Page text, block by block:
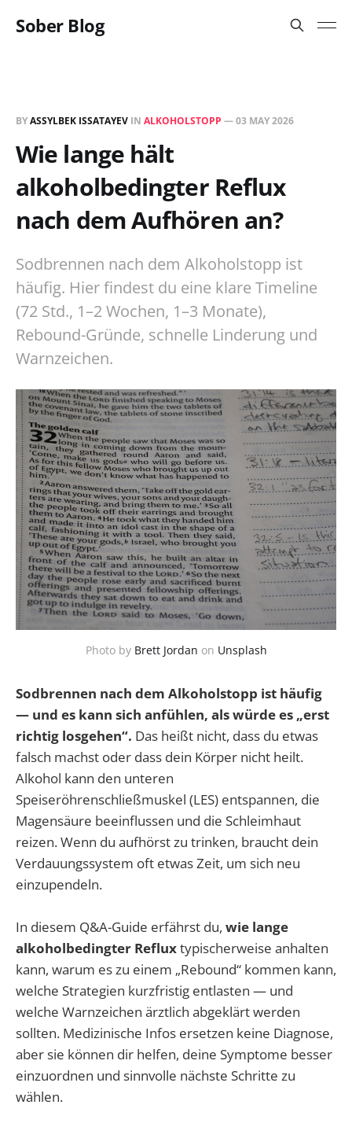
Sober Blog
BYASSYLBEK ISSATAYEV IN ALKOHOLSTOPP —03 MAY 2026
Wie lange hält
alkoholbedingter Reflux
nach dem Aufhören an?
Sodbrennen nach dem Alkoholstopp ist
häufig. Hier findest du eine klare Timeline
(72 Std., 1–2 Wochen, 1–3 Monate),
Rebound-Gründe, schnelle Linderung und
Warnzeichen.
Photo by Brett Jordan on Unsplash
Sodbrennen nach dem Alkoholstopp ist häufig
— und es kann sich anfühlen, als würde es „erst
richtig losgehen“. Das heißt nicht, dass du etwas
falsch machst oder dass dein Körper nicht heilt.
Alkohol kann den unteren
Speiseröhrenschließmuskel (LES) entspannen, die
Magensäure beeinflussen und die Schleimhaut
reizen. Wenn du aufhörst zu trinken, braucht dein
Verdauungssystem oft etwas Zeit, um sich neu
einzupendeln.
In diesem Q&A-Guide erfährst du, wie lange
alkoholbedingter Refluxtypischerweise anhalten
kann, warum es zu einem „Rebound“ kommen kann,
welche Strategien kurzfristig entlasten — und
welche Warnzeichen ärztlich abgeklärt werden
sollten. Medizinische Infos ersetzen keine Diagnose,
aber sie können dir helfen, deine Symptome besser
einzuordnen und sinnvolle nächste Schritte zu
wählen.